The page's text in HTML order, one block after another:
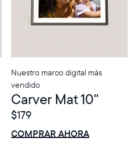
Nuestro marco digital más
vendido
Carver Mat 10"
$179
COMPRAR AHORA